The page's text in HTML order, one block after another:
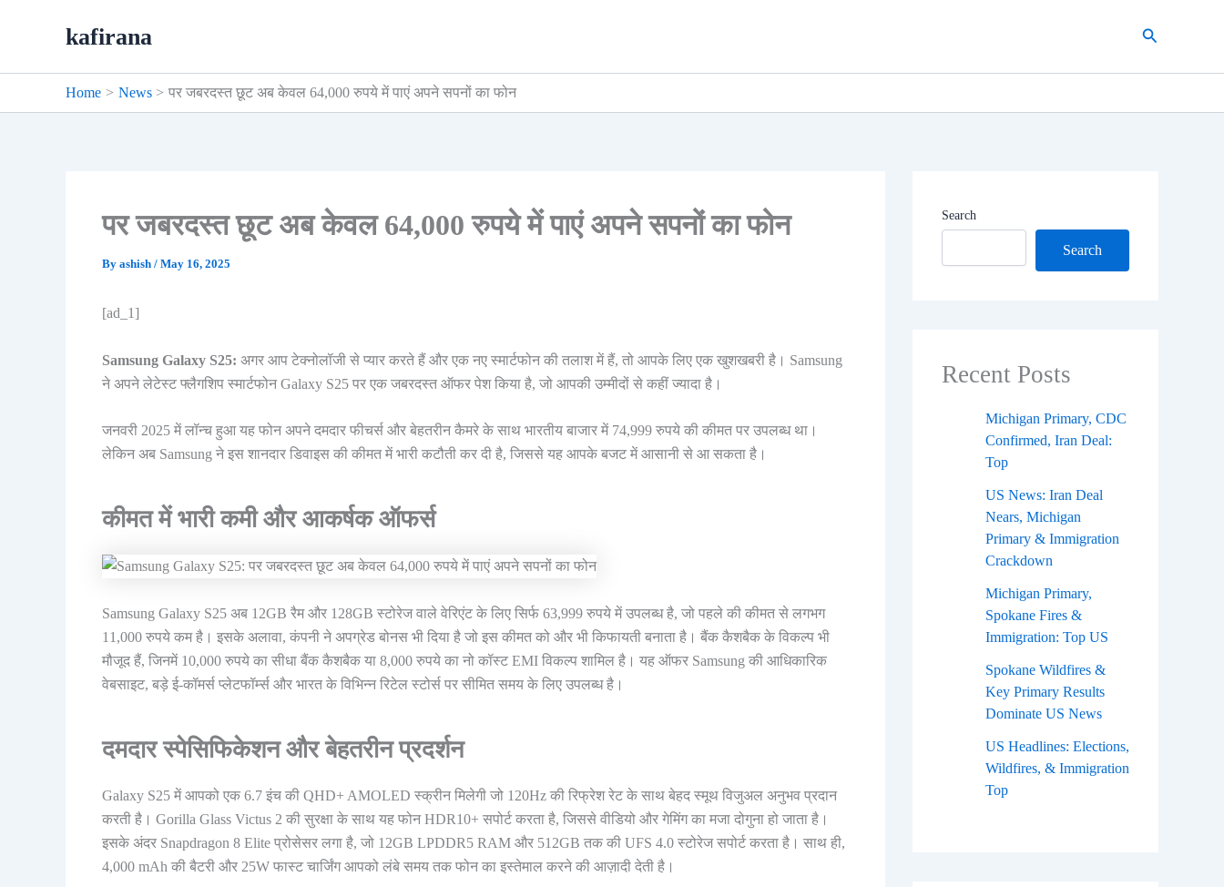
kafirana Search
Home News पर जबरदस्त छूट अब केवल 64,000 रुपये में पाएं अपने सपनों का फोन
पर जबरदस्त छूट अब केवल 64,000 रुपये में पाएं अपने सपनों का फोन
By ashish / May 16, 2025
[ad_1]
Samsung Galaxy S25: अगर आप टेक्नोलॉजी से प्यार करते हैं और एक नए स्मार्टफोन की तलाश में हैं, तो आपके लिए एक खुशखबरी है। Samsung
ने अपने लेटेस्ट फ्लैगशिप स्मार्टफोन Galaxy S25 पर एक जबरदस्त ऑफर पेश किया है, जो आपकी उम्मीदों से कहीं ज्यादा है।
जनवरी 2025 में लॉन्च हुआ यह फोन अपने दमदार फीचर्स और बेहतरीन कैमरे के साथ भारतीय बाजार में 74,999 रुपये की कीमत पर उपलब्ध था।
लेकिन अब Samsung ने इस शानदार डिवाइस की कीमत में भारी कटौती कर दी है, जिससे यह आपके बजट में आसानी से आ सकता है।
कीमत में भारी कमी और आकर्षक ऑफर्स
Samsung Galaxy S25 अब 12GB रैम और 128GB स्टोरेज वाले वेरिएंट के लिए सिर्फ 63,999 रुपये में उपलब्ध है, जो पहले की कीमत से लगभग
11,000 रुपये कम है। इसके अलावा, कंपनी ने अपग्रेड बोनस भी दिया है जो इस कीमत को और भी किफायती बनाता है। बैंक कैशबैक के विकल्प भी
मौजूद हैं, जिनमें 10,000 रुपये का सीधा बैंक कैशबैक या 8,000 रुपये का नो कॉस्ट EMI विकल्प शामिल है। यह ऑफर Samsung की आधिकारिक
वेबसाइट, बड़े ई-कॉमर्स प्लेटफॉर्म्स और भारत के विभिन्न रिटेल स्टोर्स पर सीमित समय के लिए उपलब्ध है।
दमदार स्पेसिफिकेशन और बेहतरीन प्रदर्शन
Galaxy S25 में आपको एक 6.7 इंच की QHD+ AMOLED स्क्रीन मिलेगी जो 120Hz की रिफ्रेश रेट के साथ बेहद स्मूथ विजुअल अनुभव प्रदान
करती है। Gorilla Glass Victus 2 की सुरक्षा के साथ यह फोन HDR10+ सपोर्ट करता है, जिससे वीडियो और गेमिंग का मजा दोगुना हो जाता है।
इसके अंदर Snapdragon 8 Elite प्रोसेसर लगा है, जो 12GB LPDDR5 RAM और 512GB तक की UFS 4.0 स्टोरेज सपोर्ट करता है। साथ ही,
4,000 mAh की बैटरी और 25W फास्ट चार्जिंग आपको लंबे समय तक फोन का इस्तेमाल करने की आज़ादी देती है।
Search
Search
Recent Posts
Michigan Primary, CDC
Confirmed, Iran Deal:
Top
US News: Iran Deal
Nears, Michigan
Primary & Immigration
Crackdown
Michigan Primary,
Spokane Fires &
Immigration: Top US
Spokane Wildfires &
Key Primary Results
Dominate US News
US Headlines: Elections,
Wildfires, & Immigration
Top